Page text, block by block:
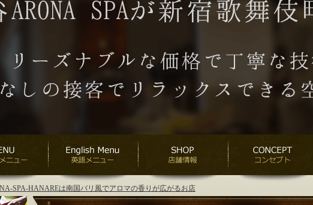
SPA-HANAREは南国バリ風でアロマの香りが広がるお店